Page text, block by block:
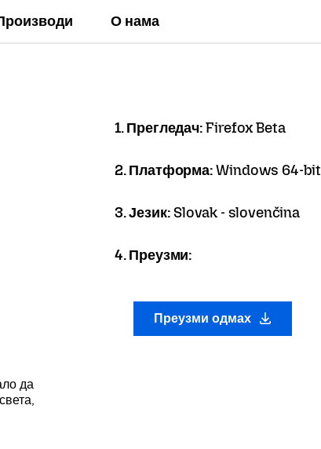
О нама
да
1. Прегледач:Firefox Beta
2. Платформа:Windows 64-bit
3. Језик: Slovak - slovenčina
4. Преузми:
Преузми одмах